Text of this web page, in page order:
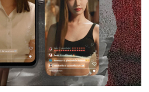
TWEET LINE EMAIL